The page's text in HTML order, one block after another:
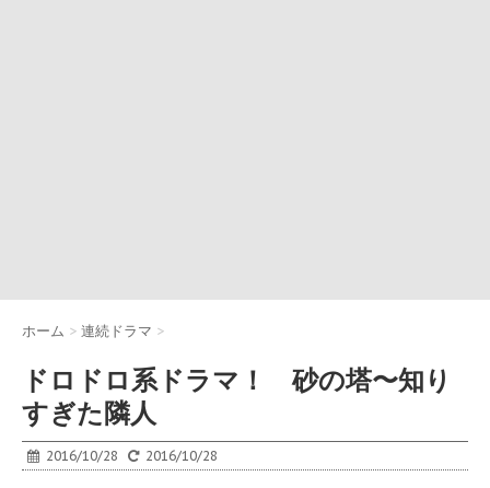
ホーム > 連続ドラマ >
ドロドロ系ドラマ！ 砂の塔〜知り
すぎた隣人
2016/10/28 2016/10/28